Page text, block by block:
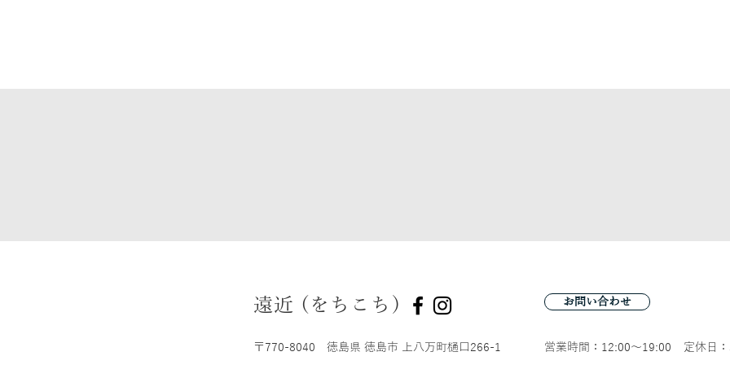
遠近 (をちこち)
〒770-8040 徳島県 徳島市 上八万町樋口266-1
お問い合わせ
営業時間：12:00〜19:00 定休日